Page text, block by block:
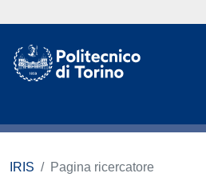
IRIS Pagina ricercatore